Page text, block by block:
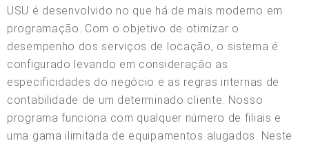
USU é desenvolvido no que há de mais moderno em
programação. Com o objetivo de otimizar o
desempenho dos serviços de locação, o sistema é
configurado levando em consideração as
especificidades do negócio e as regras internas de
contabilidade de um determinado cliente. Nosso
programa funciona com qualquer número de filiais e
uma gama ilimitada de equipamentos alugados. Neste